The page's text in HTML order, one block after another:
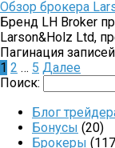
Обзор брокера
Бренд LH Broker
Larson&Holz Ltd,
Пагинация записей
1 2 … 5 Далее
Поиск:
Блог
Бонусы (20)
Брокеры